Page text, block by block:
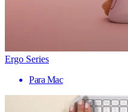
Ergo Series
Para Mac